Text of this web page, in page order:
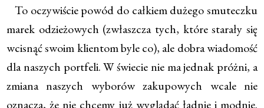
To oczywiście powód do całkiem dużego smuteczku
marek odzieżowych (zwłaszcza tych, które starały się
wcisnąć swoim klientom byle co), ale dobra wiadomość
dla naszych portfeli. W świecie nie ma jednak próżni, a
zmiana naszych wyborów zakupowych wcale nie
oznacza, że nie chcemy już wyglądać ładnie i modnie.